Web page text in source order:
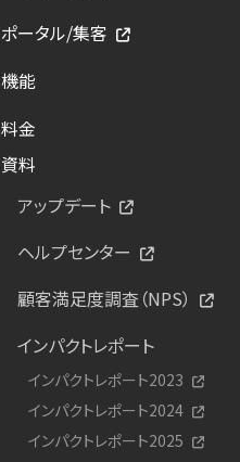
ポータル/集客
機能
料金
資料
アップデート
ヘルプセンター
顧客満足度調査（NPS）
インパクトレポート
インパクトレポート2023
インパクトレポート2024
インパクトレポート2025